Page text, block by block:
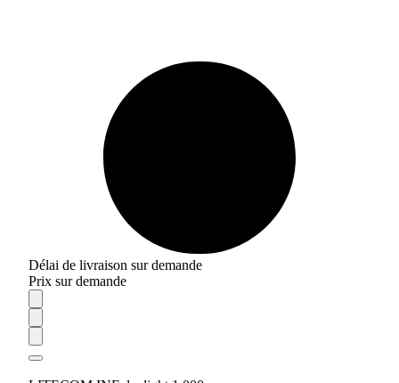
Délai de livraison sur demande
Prix sur demande